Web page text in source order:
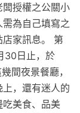
授權之公關小
為自己填寫之
店家訊息。 第
30日止，於
間夜景餐廳，
，還有迷人的
美食、品美